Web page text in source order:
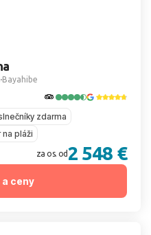
Bayahibe
zdarma
na pláži
za os. od2 548 €
a ceny